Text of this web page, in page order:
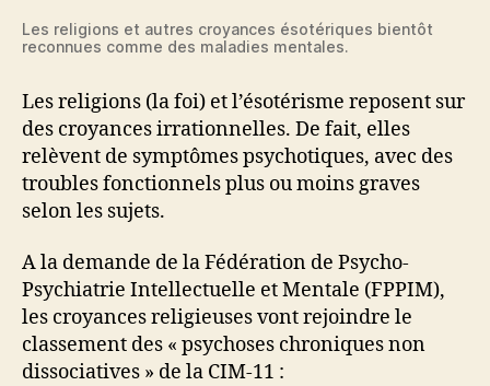
Les religions et autres croyances ésotériques bientôt
reconnues comme des maladies mentales.
Les religions (la foi) et l’ésotérisme reposent sur
des croyances irrationnelles. De fait, elles
relèvent de symptômes psychotiques, avec des
troubles fonctionnels plus ou moins graves
selon les sujets.
A la demande de la Fédération de Psycho-
Psychiatrie Intellectuelle et Mentale (FPPIM),
les croyances religieuses vont rejoindre le
classement des « psychoses chroniques non
dissociatives » de la CIM-11 :